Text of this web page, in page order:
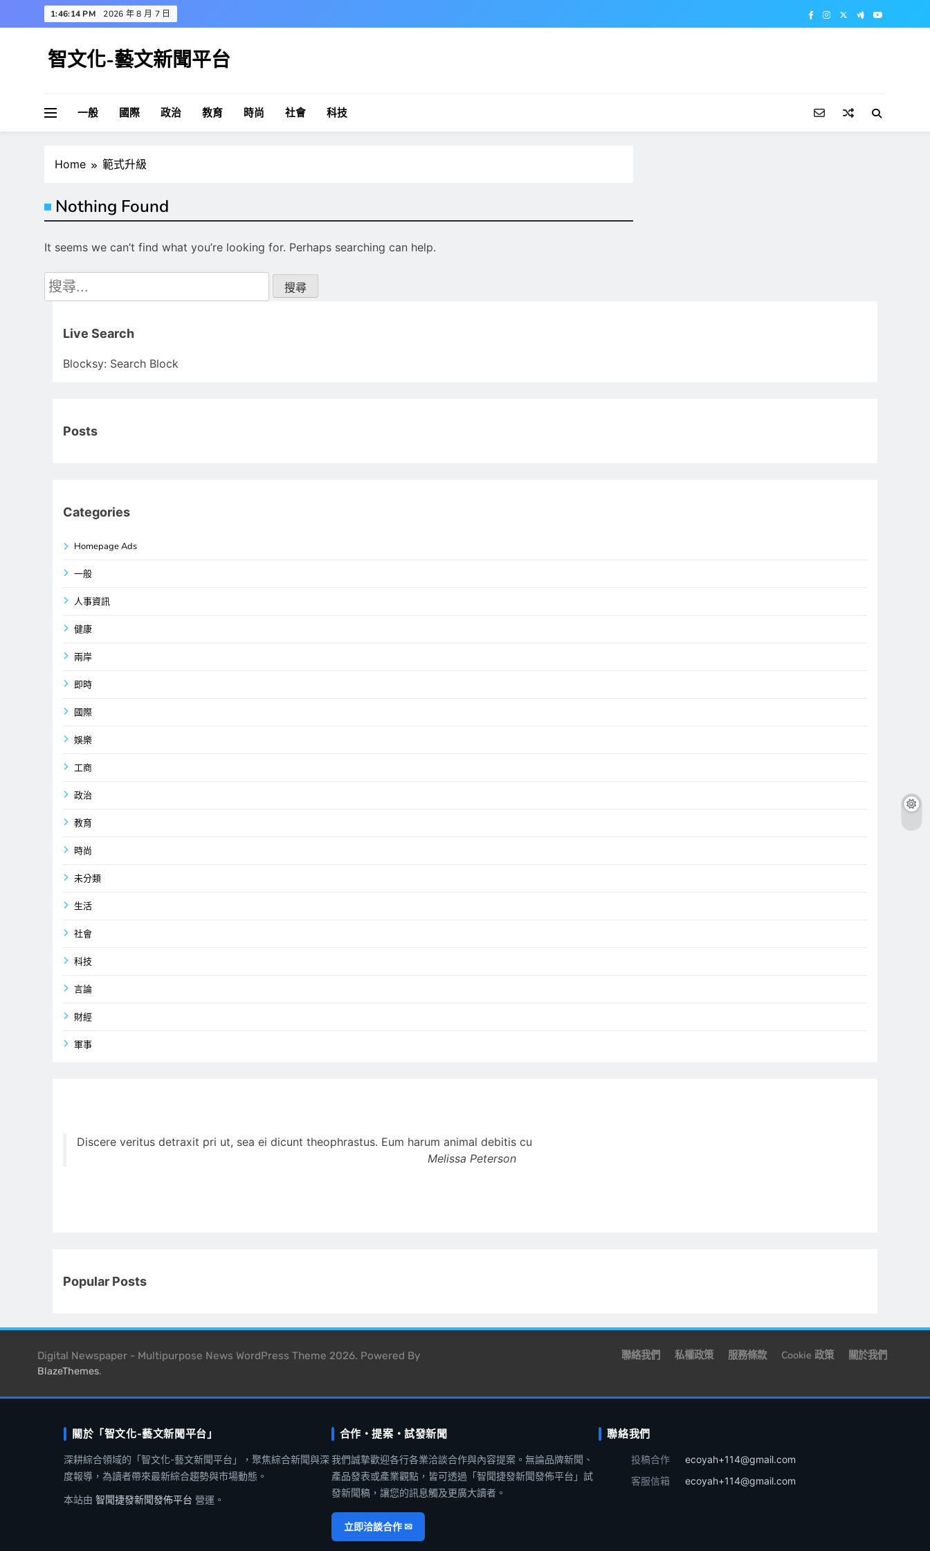
to
1:46:14 PM 2026 年 8 月 7 日
智文化-藝文新聞平台
一般 國際 政治 教育 時尚 社會 科技
Home 範式升級
Nothing Found
It seems we can’t find what you’re looking for. Perhaps searching can help.
搜
尋
Live Search
Blocksy: Search Block
Posts
Categories
Homepage Ads
一般
人事資訊
健康
兩岸
即時
國際
娛樂
工商
政治
教育
時尚
未分類
生活
社會
科技
言論
財經
軍事
Discere veritus detraxit pri ut, sea ei dicunt theophrastus. Eum harum animal debitis cu
Melissa Peterson
Popular Posts
Digital Newspaper - Multipurpose News WordPress Theme 2026. Powered By
BlazeThemes.
聯絡我們 私權政策 服務條款 Cookie 政策 關於我們
關於「智文化-藝文新聞平台」
深耕綜合領域的「智文化-藝文新聞平台」，聚焦綜合新聞與深
度報導，為讀者帶來最新綜合趨勢與市場動態。
本站由 智聞捷發新聞發佈平台 營運。
合作・提案・試發新聞
我們誠摯歡迎各行各業洽談合作與內容提案。無論品牌新聞、
產品發表或產業觀點，皆可透過「智聞捷發新聞發佈平台」試
發新聞稿，讓您的訊息觸及更廣大讀者。
立即洽談合作 ✉
聯絡我們
投稿合作
ecoyah+114@gmail.com
客服信箱
ecoyah+114@gmail.com